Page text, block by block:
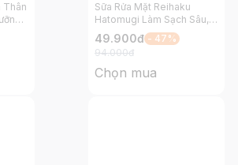
Thân
Sữa Rửa Mặt Reihaku
Hatomugi Làm Sạch Sâu,
Làm Sáng Da và Ngừa Mụn
130g
49.900đ - 47%
94.000đ
Chọn mua